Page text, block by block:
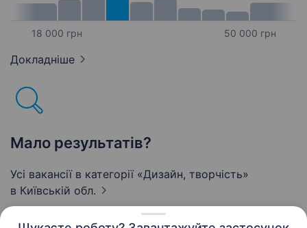
18 000 грн 50 000 грн
Докладніше
Мало результатів?
Усі вакансії в категорії «Дизайн, творчість»
в Київській обл.